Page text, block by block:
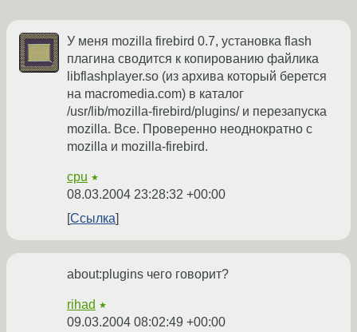
У меня mozilla firebird 0.7, установка flash
плагина сводится к копированию файлика
libflashplayer.so (из архива который берется
на macromedia.com) в каталог
/usr/lib/mozilla-firebird/plugins/ и перезапуска
mozilla. Все. Проверенно неоднократно с
mozilla и mozilla-firebird.
cpu ★
08.03.2004 23:28:32 +00:00
Ссылка
about:plugins чего говорит?
rihad ★
09.03.2004 08:02:49 +00:00